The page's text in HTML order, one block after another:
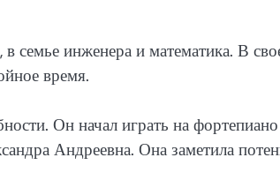
семье инженера и математика. В
время.
Он начал играть на
Андреевна. Она заметила